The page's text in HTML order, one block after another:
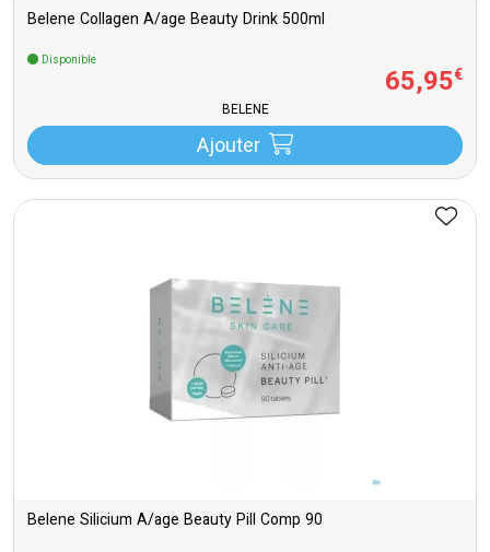
Belene Collagen A/age Beauty Drink 500ml
Disponible
65,95€
BELENE
Ajouter
Belene Silicium A/age Beauty Pill Comp 90